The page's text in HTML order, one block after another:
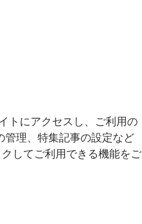
トにアクセスし、ご利用の
理、特集記事の設定など
してご利用できる機能をご